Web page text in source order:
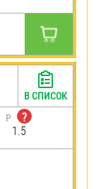
P
?
1.5
В СПИСОК